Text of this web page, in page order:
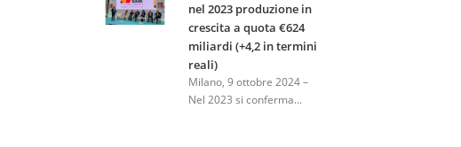
nel 2023 produzione in
crescita a quota €624
miliardi (+4,2 in termini
reali)
Milano, 9 ottobre 2024 –
Nel 2023 si conferma...